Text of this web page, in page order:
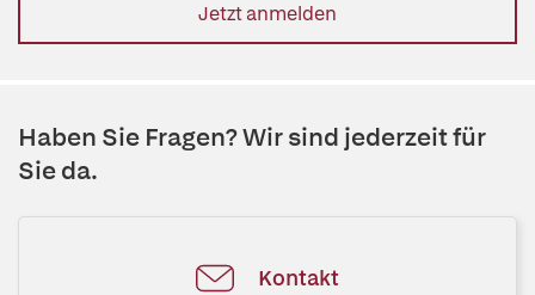
Jetzt anmelden
Haben Sie Fragen? Wir sind jederzeit für
Sie da.
Kontakt